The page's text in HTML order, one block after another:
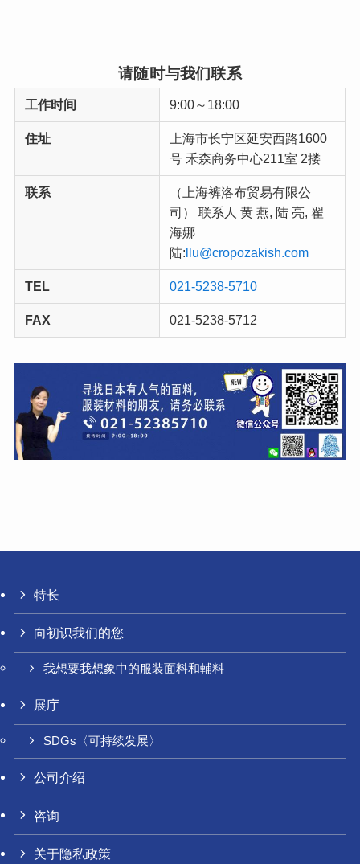
请随时与我们联系
工作时间 9:00～18:00
住址
上海市长宁区延安西路1600
号 禾森商务中心211室 2搂
联系
（上海裤洛布贸易有限公
司） 联系人 黄 燕, 陆 亮, 翟
海娜
陆:llu@cropozakish.com
TEL 021-5238-5710
FAX 021-5238-5712
特长
向初识我们的您
我想要我想象中的服装面料和輔料
展庁
SDGs〈可持续发展〉
公司介绍
咨询
关于隐私政策